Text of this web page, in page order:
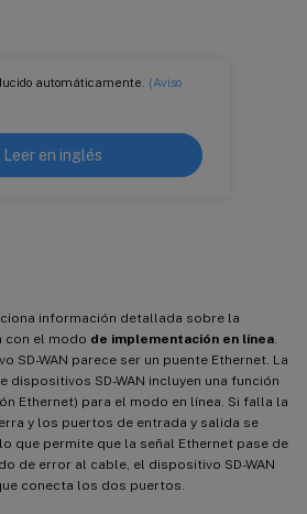
automáticamente. (Aviso
Leer en inglés
información detallada sobre la
con el modo de implementación en línea
SD-WAN parece ser un puente Ethernet. La
dispositivos SD-WAN incluyen una función
Ethernet) para el modo en línea. Si falla la
y los puertos de entrada y salida se
que permite que la señal Ethernet pase de
de error al cable, el dispositivo SD-WAN
conecta los dos puertos.